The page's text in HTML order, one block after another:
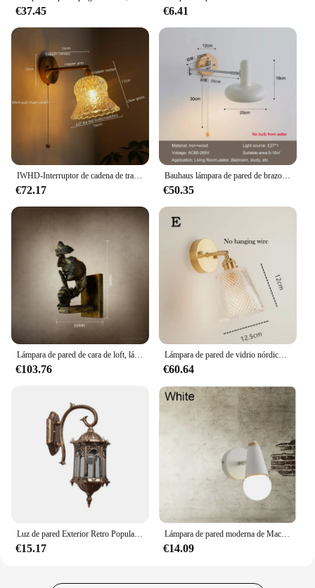
€37.45 €6.41
IWHD-Interruptor de cadena de tracción, accesorios de luz LED de pared, cristal de cobre, lámpara de comedor, Bar, dormitorio, luces Vintage, lámpara de mesita de noche
€72.17
Bauhaus lámpara de pared de brazo basculante de viento crema con interruptor, lámpara de pared de cabecera Vintage, dormitorio, estudio, lámpara de lectura plegable telescópica
€50.35
Lámpara de pared de cara de loft, lámparas de pared de salón, luz led retro creativa para decoración del hogar, luz de arte, bar, pasillo, iluminación interior
€103.76
Lámpara de pared de vidrio nórdico para dormitorio, luz de espejo de baño, candelabros de estilo americano de pared LED, luminaria de iluminación Edison Vintage
€60.64
Luz de pared Exterior Retro Popular, candelabro de Villa a prueba de agua, iluminación de puerta de jardín, Favorable, Europa
€15.17
Lámpara de pared moderna de Macaron, luz de espejo de madera de hierro, iluminación interior de dormitorio, Bombilla E27, luz de pared LED Retro Nórdica
€14.09